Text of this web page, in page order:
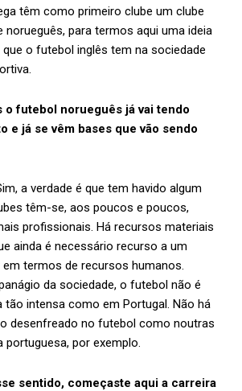
têm como primeiro clube um clube
norueguês, para termos aqui uma ideia
o futebol inglês tem na sociedade
o futebol norueguês já vai tendo
e já se vêm bases que vão sendo
a verdade é que tem havido algum
têm-se, aos poucos e poucos,
profissionais. Há recursos materiais
ainda é necessário recurso a um
termos de recursos humanos.
da sociedade, o futebol não é
intensa como em Portugal. Não há
desenfreado no futebol como noutras
por exemplo.
sentido, começaste aqui a carreira